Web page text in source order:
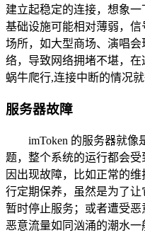
建立起稳定的连接，想象
基础设施可能相对薄弱，
场所，如大型商场、演唱
络，导致网络拥堵不堪，
蜗牛爬行,连接中断的情况就
服务器故障
imToken 的服务器就像
题，整个系统的运行都会
因出现故障，比如正常的
行定期保养，虽然是为了
暂时停止服务；或者遭受
恶意流量如同汹涌的潮水